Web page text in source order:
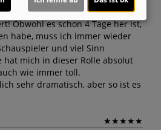
★★★★
Obwohl es schon 4 Tage her ist,
habe, muss ich immer wieder
und viel Sinn
hat mich in dieser Rolle absolut
wie immer toll.
sehr dramatisch, aber so ist es
★★★★★